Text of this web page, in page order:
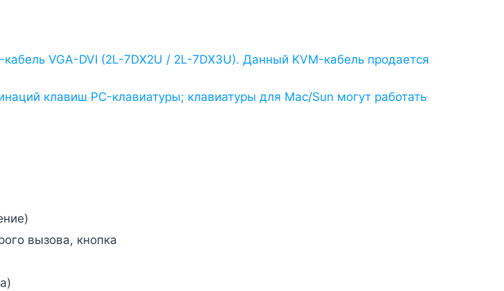
VGA-DVI (2L-7DX2U / 2L-7DX3U). Данный KVM-кабель продается
клавиш PC-клавиатуры; клавиатуры для Mac/Sun могут работать
вызова, кнопка